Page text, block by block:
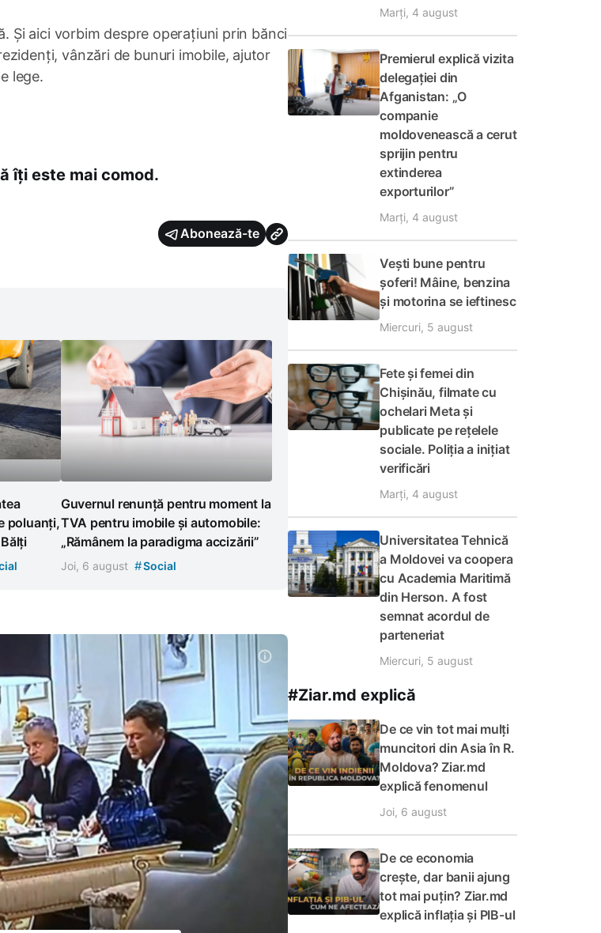
Și aici vorbim despre operațiuni prin bănci
vânzări de bunuri imobile, ajutor
lege.
îți este mai comod.
Abonează-te
poluanți,
Guvernul renunță pentru moment la
TVA pentru imobile și automobile:
„Rămânem la paradigma accizării”
Joi, 6 august #Social
Marți, 4 august
Premierul explică vizita
delegației din
Afganistan: „O
companie
moldovenească a cerut
sprijin pentru
extinderea
exporturilor”
Marți, 4 august
Vești bune pentru
șoferi! Mâine, benzina
și motorina se ieftinesc
Miercuri, 5 august
Fete și femei din
Chișinău, filmate cu
ochelari Meta și
publicate pe rețelele
sociale. Poliția a inițiat
verificări
Marți, 4 august
Universitatea Tehnică
a Moldovei va coopera
cu Academia Maritimă
din Herson. A fost
semnat acordul de
parteneriat
Miercuri, 5 august
#Ziar.md explică
De ce vin tot mai mulți
muncitori din Asia în R.
Moldova? Ziar.md
explică fenomenul
Joi, 6 august
De ce economia
crește, dar banii ajung
tot mai puțin? Ziar.md
explică inflația și PIB-ul